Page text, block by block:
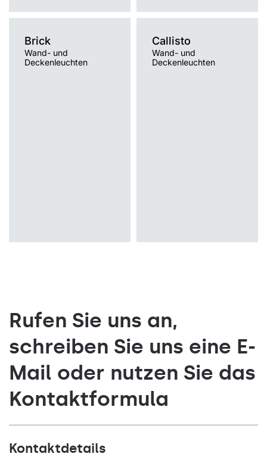
Brick
Wand- und
Deckenleuchten
Callisto
Wand- und
Deckenleuchten
Rufen Sie uns an,
schreiben Sie uns eine E-
Mail oder nutzen Sie das
Kontaktformula
Kontaktdetails